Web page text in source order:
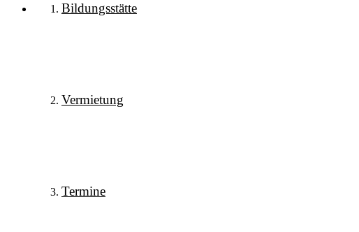
Bildungsstätte
Vermietung
Termine